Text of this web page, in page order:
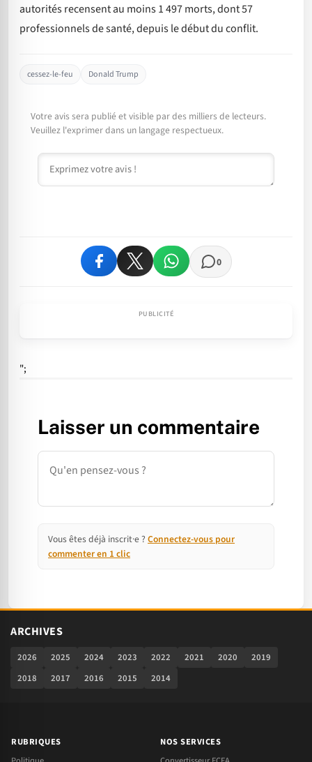
autorités recensent au moins 1 497 morts, dont 57
professionnels de santé, depuis le début du conflit.
cessez-le-feu Donald Trump
Votre avis sera publié et visible par des milliers de lecteurs.
Veuillez l'exprimer dans un langage respectueux.
Commentaire
0
";
Laisser un commentaire
Commentaire
Vous êtes déjà inscrit·e ? Connectez-vous pour
commenter en 1 clic
ARCHIVES
2026 2025 2024 2023 2022 2021 2020
2019
2018
2017 2016 2015 2014
RUBRIQUES
NOS SERVICES